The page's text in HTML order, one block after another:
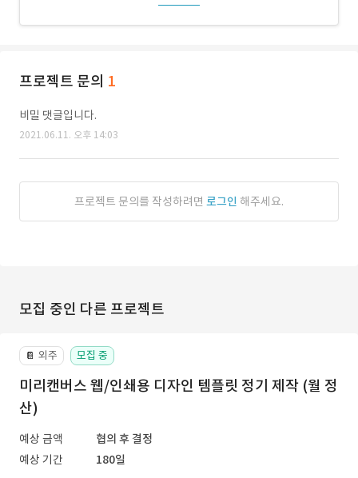
프로젝트 문의 1
비밀 댓글입니다.
2021.06.11. 오후 14:03
프로젝트 문의를 작성하려면 로그인 해주세요.
모집 중인 다른 프로젝트
📔 외주 모집 중
미리캔버스 웹/인쇄용 디자인 템플릿 정기 제작 (월 정
산)
예상 금액
협의 후 결정
예상 기간
180일